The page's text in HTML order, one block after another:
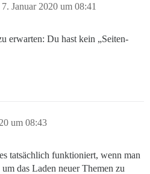
7. Januar 2020 um 08:41
erwarten: Du hast kein „Seiten-
um 08:43
tatsächlich funktioniert, wenn man
das Laden neuer Themen zu